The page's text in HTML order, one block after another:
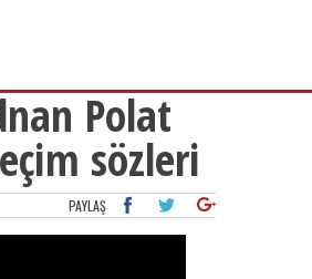
Polat
sözleri
PAYLAŞ